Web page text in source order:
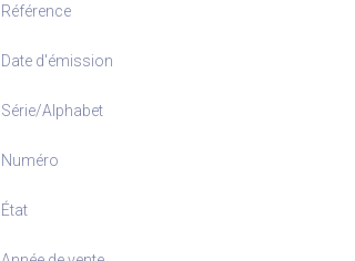
Référence
Date d'émission
Série/Alphabet
Numéro
État